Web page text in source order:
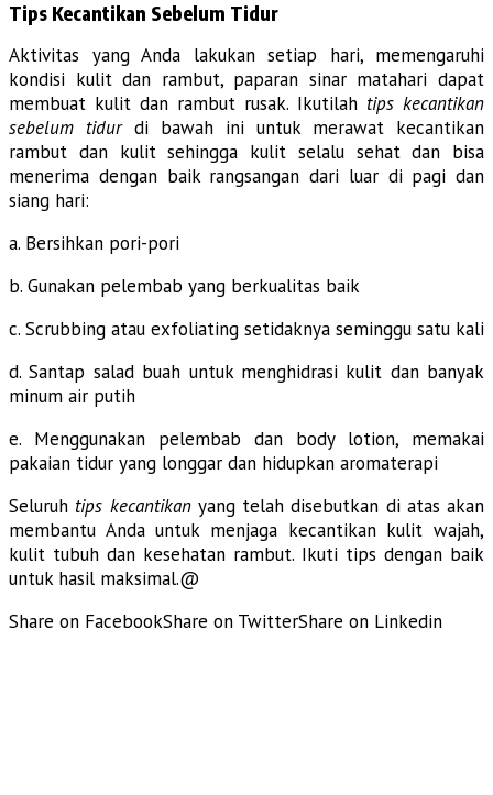
Tips Kecantikan Sebelum Tidur
Aktivitas yang Anda lakukan setiap hari, memengaruhi
kondisi kulit dan rambut, paparan sinar matahari dapat
membuat kulit dan rambut rusak. Ikutilah tips kecantikan
sebelum tidur di bawah ini untuk merawat kecantikan
rambut dan kulit sehingga kulit selalu sehat dan bisa
menerima dengan baik rangsangan dari luar di pagi dan
siang hari:
a. Bersihkan pori-pori
b. Gunakan pelembab yang berkualitas baik
c. Scrubbing atau exfoliating setidaknya seminggu satu kali
d. Santap salad buah untuk menghidrasi kulit dan banyak
minum air putih
e. Menggunakan pelembab dan body lotion, memakai
pakaian tidur yang longgar dan hidupkan aromaterapi
Seluruh tips kecantikanyang telah disebutkan di atas akan
membantu Anda untuk menjaga kecantikan kulit wajah,
kulit tubuh dan kesehatan rambut. Ikuti tips dengan baik
untuk hasil maksimal.@
Share on FacebookShare on TwitterShare on Linkedin